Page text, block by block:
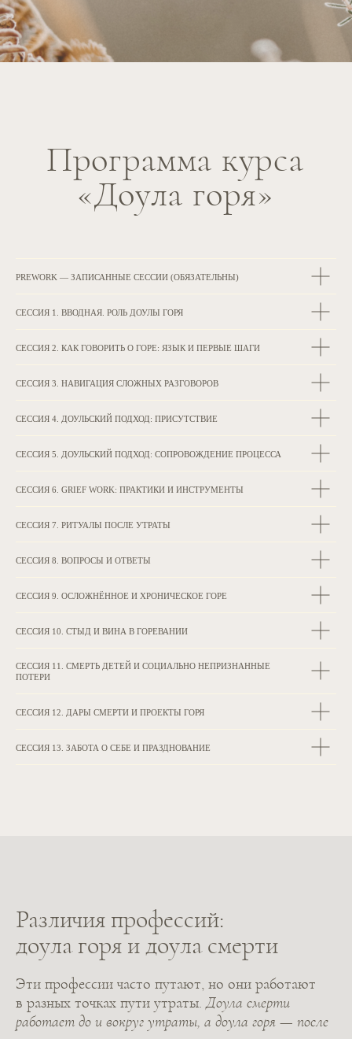
PREWORK — ЗАПИСАННЫЕ СЕССИИ (ОБЯЗАТЕЛЬНЫ)
СЕССИЯ 1. ВВОДНАЯ. РОЛЬ ДОУЛЫ ГОРЯ
СЕССИЯ 2. КАК ГОВОРИТЬ О ГОРЕ: ЯЗЫК И ПЕРВЫЕ ШАГИ
СЕССИЯ 3. НАВИГАЦИЯ СЛОЖНЫХ РАЗГОВОРОВ
СЕССИЯ 4. ДОУЛЬСКИЙ ПОДХОД: ПРИСУТСТВИЕ
СЕССИЯ 5. ДОУЛЬСКИЙ ПОДХОД: СОПРОВОЖДЕНИЕ ПРОЦЕССА
СЕССИЯ 6. GRIEF WORK: ПРАКТИКИ И ИНСТРУМЕНТЫ
СЕССИЯ 7. РИТУАЛЫ ПОСЛЕ УТРАТЫ
СЕССИЯ 8. ВОПРОСЫ И ОТВЕТЫ
СЕССИЯ 9. ОСЛОЖНЁННОЕ И ХРОНИЧЕСКОЕ ГОРЕ
СЕССИЯ 10. СТЫД И ВИНА В ГОРЕВАНИИ
СЕССИЯ 11. СМЕРТЬ ДЕТЕЙ И СОЦИАЛЬНО НЕПРИЗНАННЫЕ
ПОТЕРИ
СЕССИЯ 12. ДАРЫ СМЕРТИ И ПРОЕКТЫ ГОРЯ
СЕССИЯ 13. ЗАБОТА О СЕБЕ И ПРАЗДНОВАНИЕ
Различия профессий:
доула горя и доула смерти
Эти профессии часто путают, но они работают
в разных точках пути утраты. Доула смерти
работает до и вокруг утраты, а доула горя — после
ЗАНЯТЬ МЕСТО